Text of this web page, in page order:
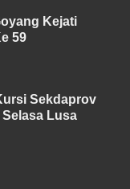
Kejati
59
Sekdaprov
Lusa